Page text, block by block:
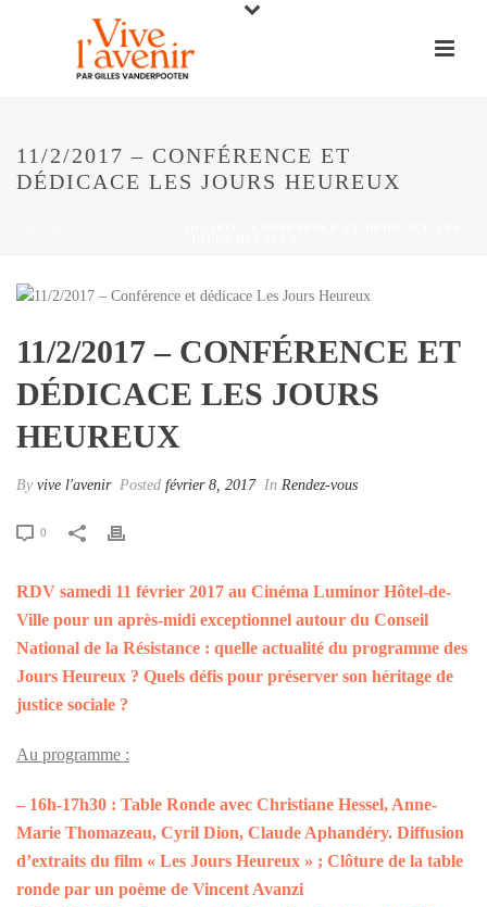
11/2/2017 – CONFÉRENCE ET
DÉDICACE LES JOURS HEUREUX
11/2/2017 – CONFÉRENCE ET
DÉDICACE LES JOURS
HEUREUX
By vive l'avenir Posted février 8, 2017 In Rendez-vous
0
RDV samedi 11 février 2017 au Cinéma Luminor Hôtel-de-
Ville pour un après-midi exceptionnel autour du Conseil
National de la Résistance : quelle actualité du programme des
Jours Heureux ? Quels défis pour préserver son héritage de
justice sociale ?
Au programme :
– 16h-17h30 : Table Ronde avec Christiane Hessel, Anne-
Marie Thomazeau, Cyril Dion, Claude Aphandéry. Diffusion
d’extraits du film « Les Jours Heureux » ; Clôture de la table
ronde par un poème de Vincent Avanzi